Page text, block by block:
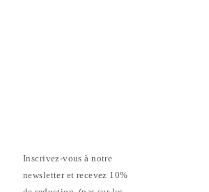
Inscrivez-vous à notre
newsletter et recevez 10%